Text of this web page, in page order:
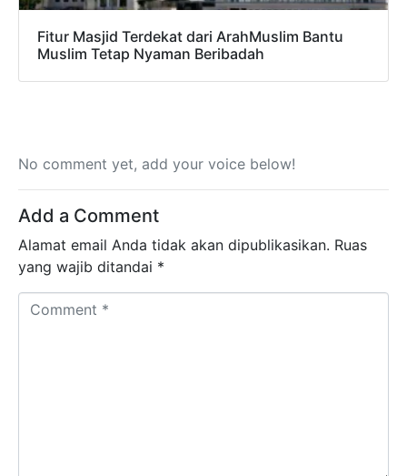
Fitur Masjid Terdekat dari ArahMuslim Bantu
Muslim Tetap Nyaman Beribadah
No comment yet, add your voice below!
Add a Comment
Alamat email Anda tidak akan dipublikasikan. Ruas
yang wajib ditandai *
Comment *